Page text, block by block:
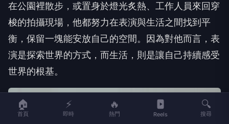
在公園裡散步，或置身於燈光炙熱、工作人員來回穿
梭的拍攝現場，他都努力在表演與生活之間找到平
衡，保留一塊能安放自己的空間。因為對他而言，表
演是探索世界的方式，而生活，則是讓自己持續感受
世界的根基。
🏠
首頁
⚡
即時
🔥
熱門 Reels
🔍
搜尋